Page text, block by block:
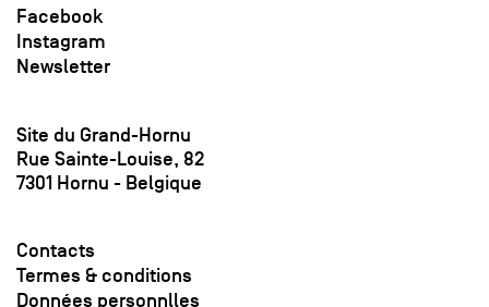
Facebook
Instagram
Newsletter
Site du Grand-Hornu
Rue Sainte-Louise, 82
7301 Hornu - Belgique
Contacts
Termes & conditions
Données personnlles